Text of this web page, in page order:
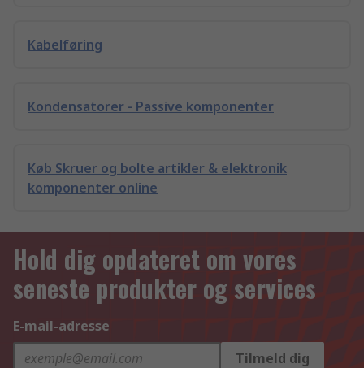
Kabelføring
Kondensatorer - Passive komponenter
Køb Skruer og bolte artikler & elektronik
komponenter online
Hold dig opdateret om vores
seneste produkter og services
E-mail-adresse
Tilmeld dig